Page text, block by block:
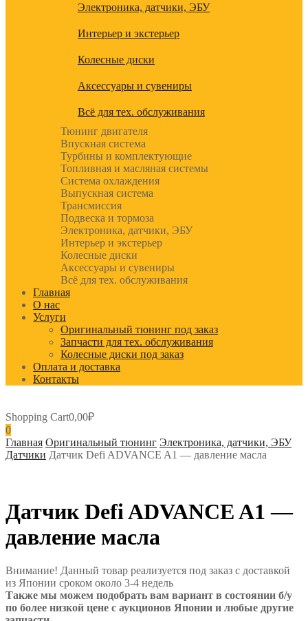
Электроника, датчики, ЭБУ
Интерьер и экстерьер
Колесные диски
Аксессуары и сувениры
Всё для тех. обслуживания
Тюнинг двигателя
Впускная система
Турбины и комплектующие
Топливная и масляная системы
Система охлаждения
Выпускная система
Трансмиссия
Подвеска и тормоза
Электроника, датчики, ЭБУ
Интерьер и экстерьер
Колесные диски
Аксессуары и сувениры
Всё для тех. обслуживания
Главная
О нас
Услуги
Оригинальный тюнинг под заказ
Запчасти для тех. обслуживания
Колесные диски под заказ
Оплата и доставка
Контакты
Shopping Cart0,00₽
0
Главная Оригинальный тюнинг Электроника, датчики, ЭБУ
Датчики Датчик Defi ADVANCE A1 — давление масла
Датчик Defi ADVANCE A1 —
давление масла
Внимание! Данный товар реализуется под заказ с доставкой
из Японии сроком около 3-4 недель
Также мы можем подобрать вам вариант в состоянии б/у
по более низкой цене с аукционов Японии и любые другие